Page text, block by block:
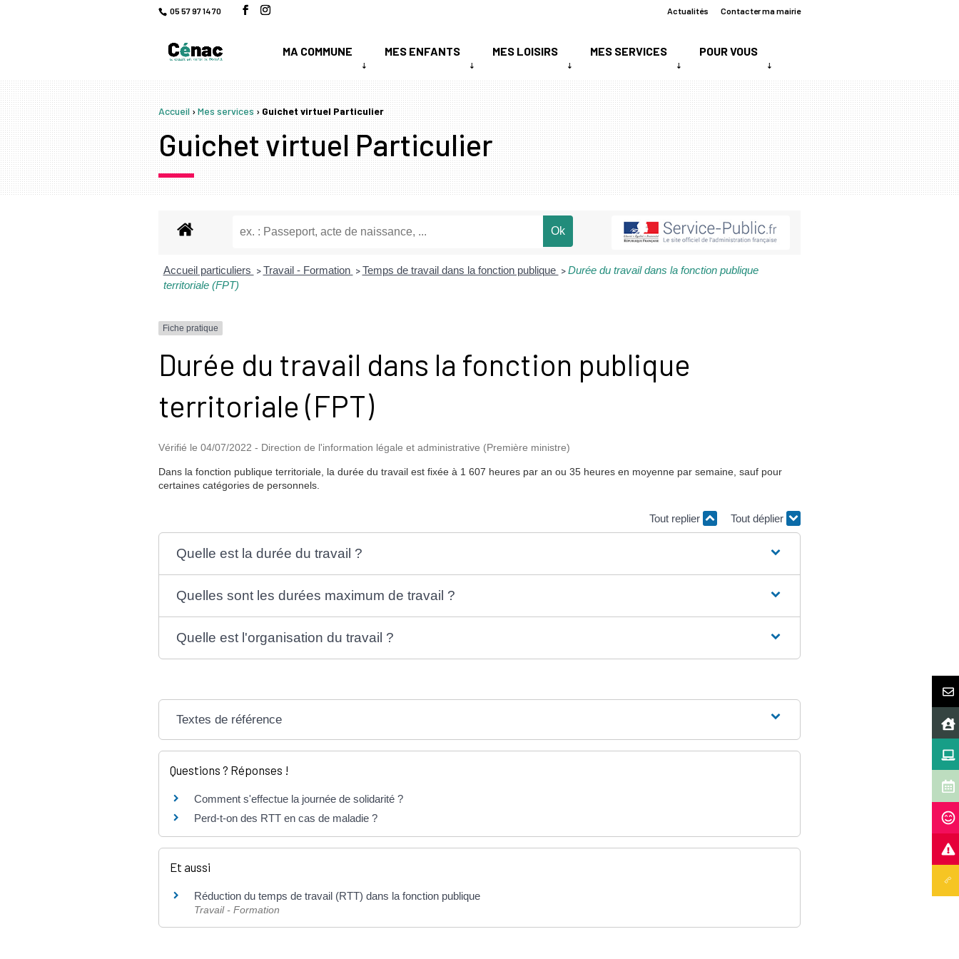
05 57 97 14 70 Actualités Contacter ma mairie
MA COMMUNE MES ENFANTS MES LOISIRS MES SERVICES POUR VOUS
Accueil›Mes services›Guichet virtuel Particulier
Guichet virtuel Particulier
Accueil particuliers > Travail - Formation > Temps de travail dans la fonction publique > Durée du travail dans la fonction publique
territoriale (FPT)
Fiche pratique
Durée du travail dans la fonction publique
territoriale (FPT)
Vérifié le 04/07/2022 - Direction de l'information légale et administrative (Première ministre)
Dans la fonction publique territoriale, la durée du travail est fixée à 1 607 heures par an ou 35 heures en moyenne par semaine, sauf pour
certaines catégories de personnels.
Tout replier Tout déplier
Quelle est la durée du travail ?
Quelles sont les durées maximum de travail ?
Quelle est l'organisation du travail ?
Textes de référence
Questions ? Réponses !
Comment s'effectue la journée de solidarité ?
Perd-t-on des RTT en cas de maladie ?
Et aussi
Réduction du temps de travail (RTT) dans la fonction publique
Travail - Formation